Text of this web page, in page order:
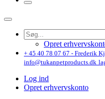
Opret
+ 45 40 78 07 67 - Frederik
info@tukanpetproducts.dk
Log ind
Opret erhvervskonto